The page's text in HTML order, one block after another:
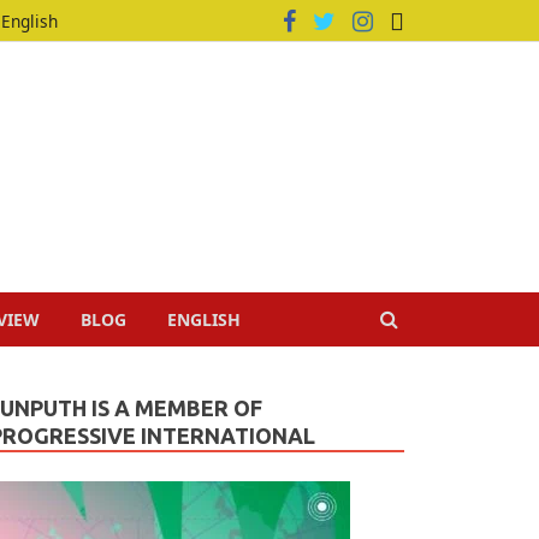
English
BLOG ENGLISH
IS A MEMBER OF
INTERNATIONAL